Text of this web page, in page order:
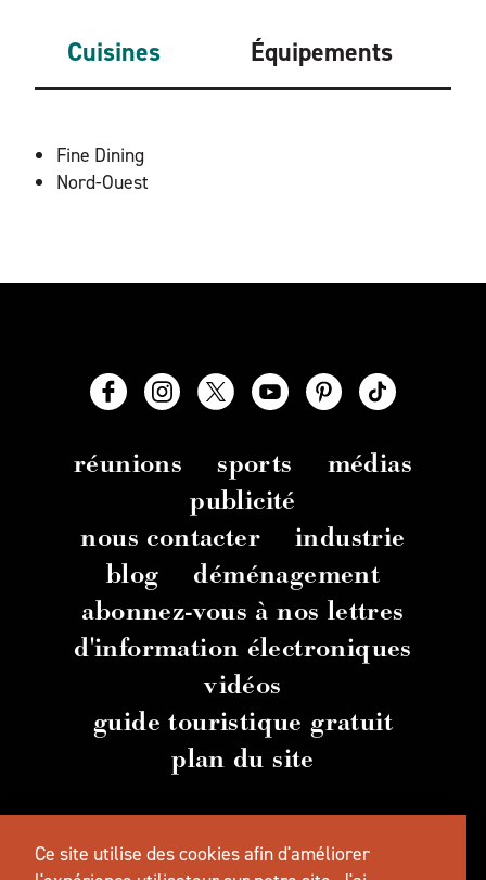
Cuisines Équipements
DÉTAILS
Fine Dining
Nord-Ouest
réunions sports
médias
publicité
nous contacter
industrie
blog
déménagement
abonnez-vous à nos lettres
d'information électroniques
vidéos
guide touristique gratuit
plan du site
Salem , Oregon- (503) 581 4325-Adresse
Ce site utilise des cookies afin d'améliorer